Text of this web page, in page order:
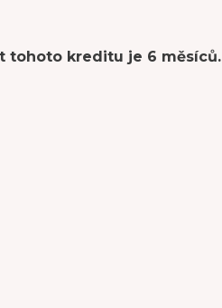
tohoto kreditu je 6 měsíců.